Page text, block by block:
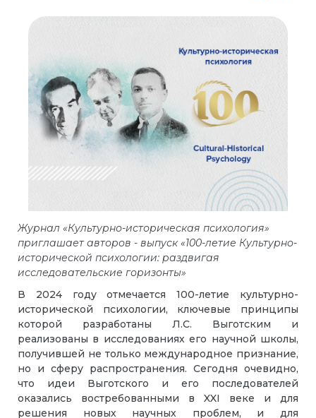
Журнал «Культурно-историческая психология»
приглашает авторов - выпуск «100-летие Культурно-
исторической психологии: раздвигая
исследовательские горизонты»
В 2024 году отмечается 100-летие культурно-
исторической психологии, ключевые принципы
которой разработаны Л.С. Выготским и
реализованы в исследованиях его научной школы,
получившей не только международное признание,
но и сферу распространения. Сегодня очевидно,
что идеи Выготского и его последователей
оказались востребованными в XXI веке и для
решения новых научных проблем, и для